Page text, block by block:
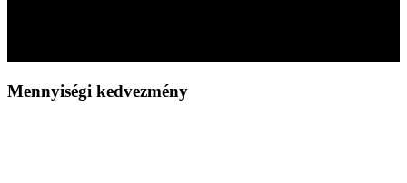
Mennyiségi kedvezmény